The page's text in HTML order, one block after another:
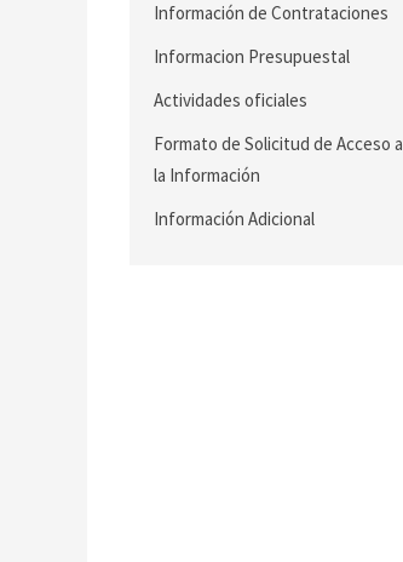
Información de Contrataciones
Informacion Presupuestal
Actividades oficiales
Formato de Solicitud de Acceso a
la Información
Información Adicional